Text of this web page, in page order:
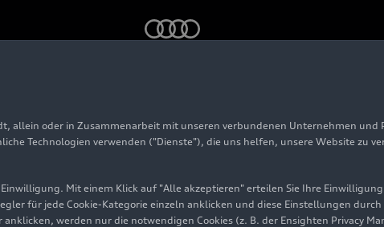
Avant GT
allein oder in Zusammenarbeit mit unseren verbundenen Unternehmen
Technologien verwenden ("Dienste"), die uns helfen, unsere Website zu
Mit einem Klick auf "Alle akzeptieren" erteilen Sie Ihre
für jede Cookie-Kategorie einzeln anklicken und diese Einstellungen
werden nur die notwendigen Cookies (z. B. der Ensighten Privacy